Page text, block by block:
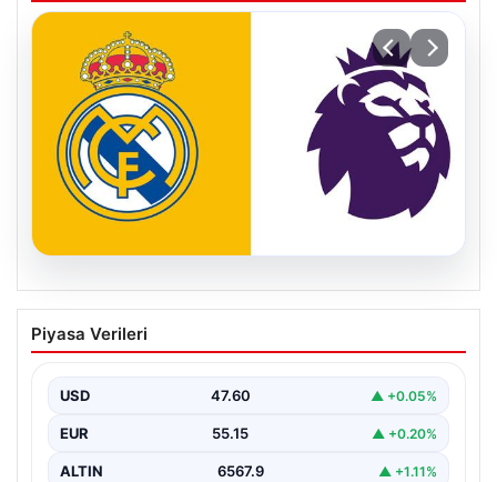
05.08.2026
Fulham, Madrid’den İki Yetenekli
Futbolcu ile Güçleniyor
döneminde önemli bir hamle yaparak İspanya'nın
köklü…
Piyasa Verileri
USD 47.60 ▲ +0.05%
EUR 55.15 ▲ +0.20%
ALTIN 6567.9 ▲ +1.11%